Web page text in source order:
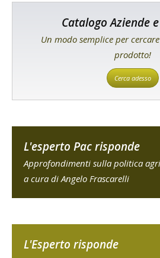
Catalogo Aziende
Un modo semplice per
prodotto!
Cerca adesso
L'esperto Pac risponde
Approfondimenti sulla politica
a cura di Angelo Frascarelli
L'Esperto risponde